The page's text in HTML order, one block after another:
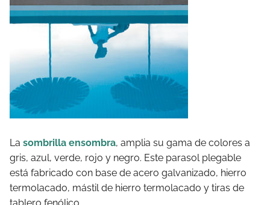
La sombrilla ensombra, amplia su gama de colores a
gris, azul, verde, rojo y negro. Este parasol plegable
está fabricado con base de acero galvanizado, hierro
termolacado, mástil de hierro termolacado y tiras de